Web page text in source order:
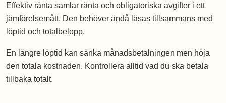
Effektiv ränta samlar ränta och obligatoriska avgifter i ett
jämförelsemått. Den behöver ändå läsas tillsammans med
löptid och totalbelopp.
En längre löptid kan sänka månadsbetalningen men höja
den totala kostnaden. Kontrollera alltid vad du ska betala
tillbaka totalt.